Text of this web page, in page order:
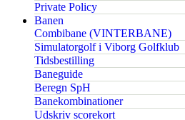
Private Policy
Banen
Combibane (VINTERBANE)
Simulatorgolf i Viborg Golfklub
Tidsbestilling
Baneguide
Beregn SpH
Banekombinationer
Udskriv scorekort